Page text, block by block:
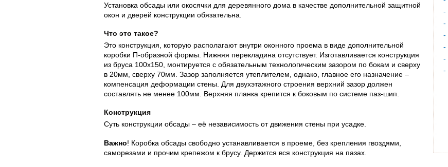
Установка обсады или окосячки для деревянного дома в качестве дополнительной защитной
окон и дверей конструкции обязательна.
Что это такое?
Это конструкция, которую располагают внутри оконного проема в виде дополнительной
коробки П-образной формы. Нижняя перекладина отсутствует. Изготавливается конструкция
из бруса 100х150, монтируется с обязательным технологическим зазором по бокам и сверху
в 20мм, сверху 70мм. Зазор заполняется утеплителем, однако, главное его назначение –
компенсация деформации стены. Для двухэтажного строения верхний зазор должен
составлять не менее 100мм. Верхняя планка крепится к боковым по системе паз-шип.
Конструкция
Суть конструкции обсады – её независимость от движения стены при усадке.
Важно! Коробка обсады свободно устанавливается в проеме, без крепления гвоздями,
саморезами и прочим крепежом к брусу. Держится вся конструкция на пазах.